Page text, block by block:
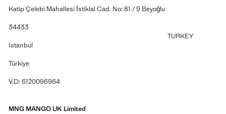
Katip Çelebi Mahallesi İstiklal Cad. No: 81 / 9 Beyoğlu
34433
Istanbul
Türkiye
V.D: 6120096964
TURKEY
MNG MANGO UK Limited